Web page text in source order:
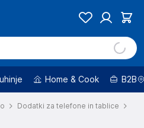
Home & Cook B2B
Dodatki za telefone in tablice